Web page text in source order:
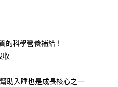
本公司帳單繳交帳款。
之契約關係目的，商店將以您的個人
台灣大哥大進項蒐集、處理及利用，
料之確認、核對及更正。
：https://oppay.tw/userRule
」之結帳頁面顯示為準，若有關於
相關疑問，請聯繫「AFTEE先享後付
support/home
之「AFTEE先享後付」服務完成之交
資料，並將交易相關給付款項請求債
)免運費
)免運費
)免運費
的科學營養補給！
收
助入睡也是成長核心之一